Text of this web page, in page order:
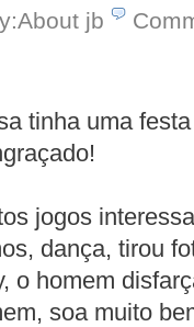
jb
tinha uma
jogos
dança, tirou
o homem
soa muito